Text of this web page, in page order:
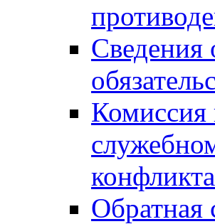
Сведения
Комиссия
Обратная